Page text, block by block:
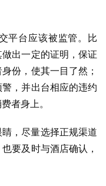
平台应该被监管。比
出一定的证明，保证
份，使其一目了然；
，并出台相应的违约
者身上。
，尽量选择正规渠道
要及时与酒店确认，